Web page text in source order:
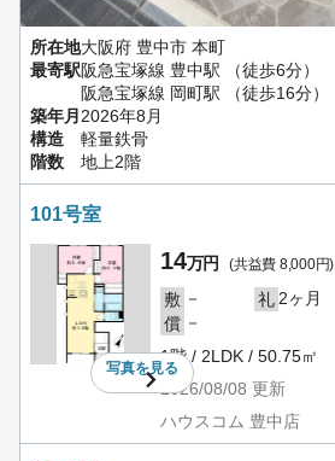
所在地大阪府 豊中市 本町
最寄駅阪急宝塚線 豊中駅 （徒歩6分）
阪急宝塚線 岡町駅 （徒歩16分）
築年月 2026年8月
構造
軽量鉄骨
階数
地上2階
101号室
写真を見る
14万円 (共益費 8,000円)
敷 － 礼2ヶ月
償 －
1階 / 2LDK / 50.75㎡
2026/08/08 更新
ハウスコム 豊中店